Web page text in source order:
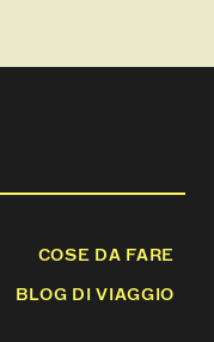
COSE DA FARE
BLOG DI VIAGGIO